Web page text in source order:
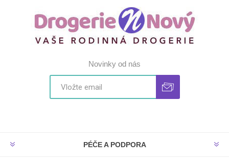
Novinky od nás
PÉČE A PODPORA